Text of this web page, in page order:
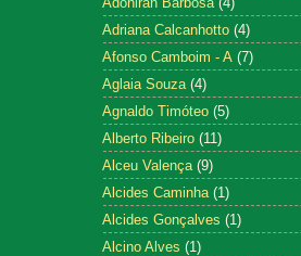
Adriana Calcanhotto (4)
Afonso Camboim - A (7)
Aglaia Souza (4)
Agnaldo Timóteo (5)
Alberto Ribeiro (11)
Alceu Valença (9)
Alcides Caminha (1)
Alcides Gonçalves (1)
Alcino Alves (1)